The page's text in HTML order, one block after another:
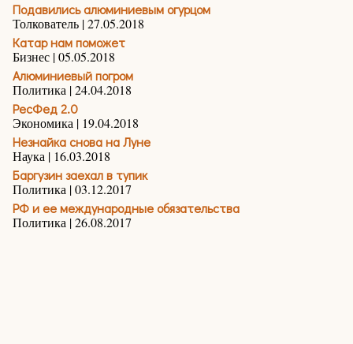
Подавились алюминиевым огурцом
Толкователь | 27.05.2018
Катар нам поможет
Бизнес | 05.05.2018
Алюминиевый погром
Политика | 24.04.2018
РесФед 2.0
Экономика | 19.04.2018
Незнайка снова на Луне
Наука | 16.03.2018
Баргузин заехал в тупик
Политика | 03.12.2017
РФ и ее международные обязательства
Политика | 26.08.2017